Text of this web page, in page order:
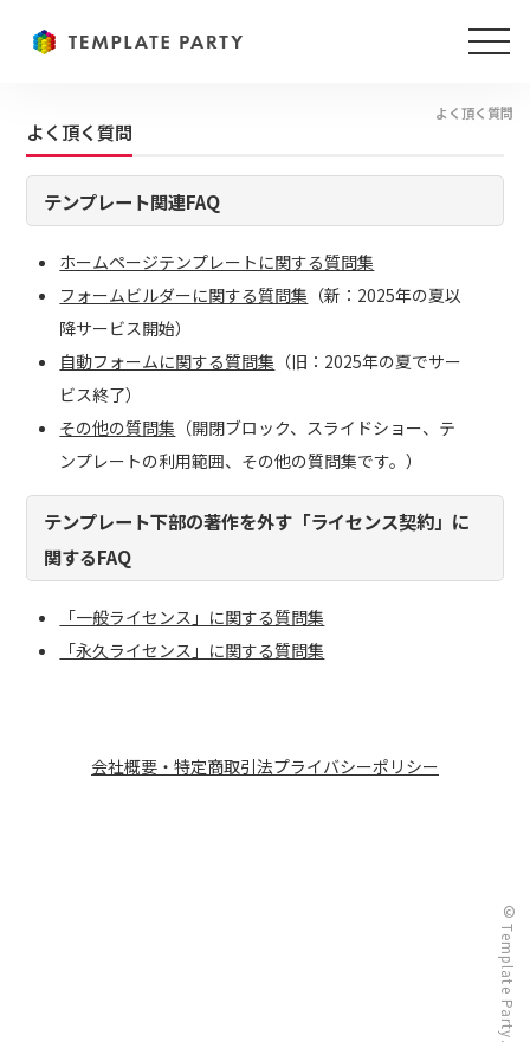
よく頂く質問
よく頂く質問
テンプレート関連FAQ
ホームページテンプレートに関する質問集
フォームビルダーに関する質問集 （新：2025年の夏以
降サービス開始）
自動フォームに関する質問集 （旧：2025年の夏でサー
ビス終了）
その他の質問集 （開閉ブロック、スライドショー、テ
ンプレートの利用範囲、その他の質問集です。）
テンプレート下部の著作を外す「ライセンス契約」に
関するFAQ
「一般ライセンス」に関する質問集
「永久ライセンス」に関する質問集
会社概要・特定商取引法プライバシーポリシー
© Template Party.